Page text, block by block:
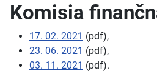
Komisia
17. 02. 2021 (pdf),
23. 06. 2021 (pdf),
03. 11. 2021 (pdf).